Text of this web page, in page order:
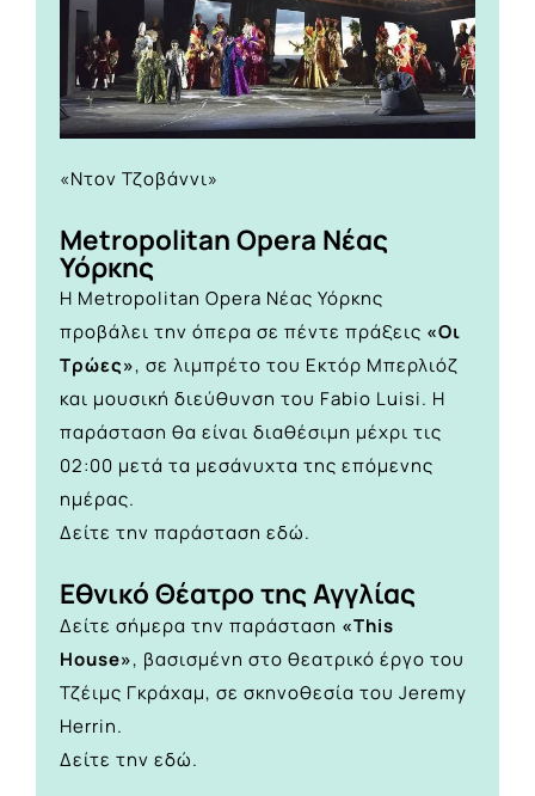
«Ντον Τζοβάννι»
Metropolitan Opera Νέας
Υόρκης
Η Metropolitan Opera Νέας Υόρκης
προβάλει την όπερα σε πέντε πράξεις «Οι
Τρώες», σε λιμπρέτο του Εκτόρ Μπερλιόζ
και μουσική διεύθυνση του Fabio Luisi. Η
παράσταση θα είναι διαθέσιμη μέχρι τις
02:00 μετά τα μεσάνυχτα της επόμενης
ημέρας.
Δείτε την παράσταση εδώ.
Εθνικό Θέατρο της Αγγλίας
Δείτε σήμερα την παράσταση «This
House», βασισμένη στο θεατρικό έργο του
Τζέιμς Γκράχαμ, σε σκηνοθεσία του Jeremy
Herrin.
Δείτε την εδώ.